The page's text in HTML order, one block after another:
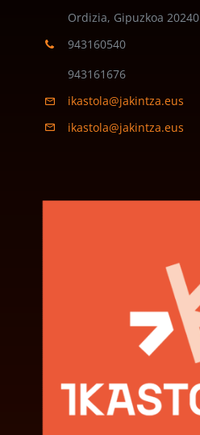
Ordizia, Gipuzkoa 20240
943160540
943161676
ikastola@jakintza.eus
ikastola@jakintza.eus